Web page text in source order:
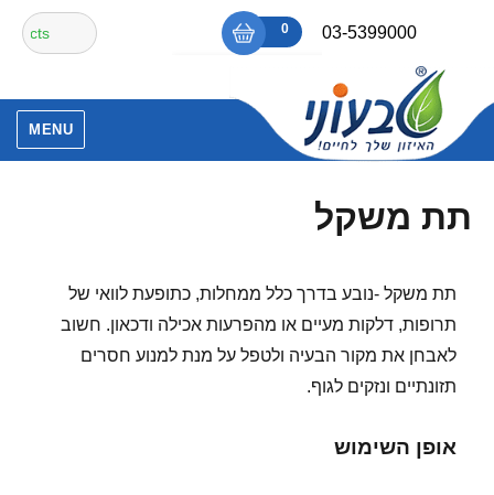
content
03-5399000
₪0
0
אין מוצרים בסל הקניות.
חיפוש
עבור:
MENU
תת משקל
תת משקל -נובע בדרך כלל ממחלות, כתופעת לוואי של
תרופות, דלקות מעיים או מהפרעות אכילה ודכאון. חשוב
לאבחן את מקור הבעיה ולטפל על מנת למנוע חסרים
תזונתיים ונזקים לגוף.
אופן השימוש